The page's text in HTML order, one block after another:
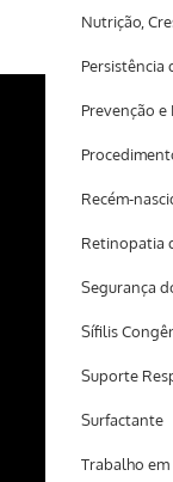
Nutrição,
Persistência
Prevenção
Recém-
Retinopatia
Segurança
Sífilis
Suporte
Surfactante
Trabalho em